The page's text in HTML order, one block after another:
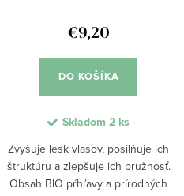
€9,20
DO KOŠÍKA
Skladom 2 ks
Zvyšuje lesk vlasov, posilňuje ich
štruktúru a zlepšuje ich pružnosť.
Obsah BIO pŕhľavy a prírodných